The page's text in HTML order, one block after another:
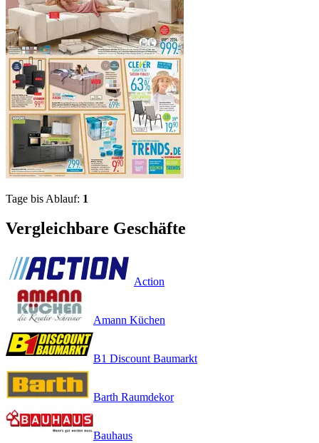
Tage bis Ablauf: 1
Vergleichbare Geschäfte
Action
Amann Küchen
B1 Discount Baumarkt
Barth Raumdekor
Bauhaus